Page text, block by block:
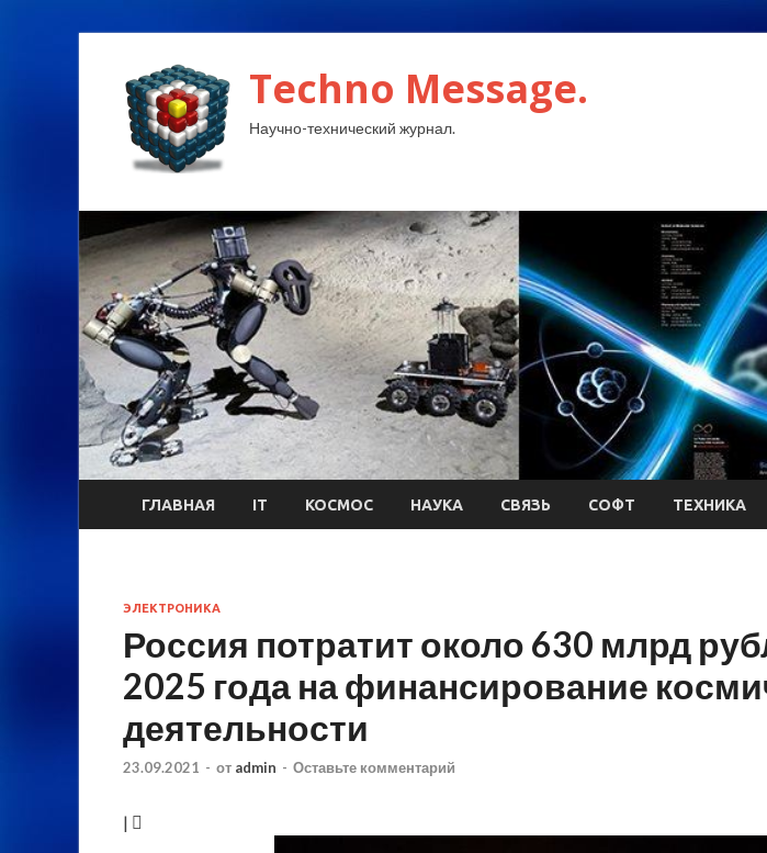
Techno Message.
Научно-технический журнал.
ГЛАВНАЯ IT КОСМОС НАУКА СВЯЗЬ СОФТ ТЕХНИКА
ЭЛЕКТРОНИКА
Россия потратит около 630 млрд
2025 года на финансирование
деятельности
23.09.2021 - от admin - Оставьте комментарий
|